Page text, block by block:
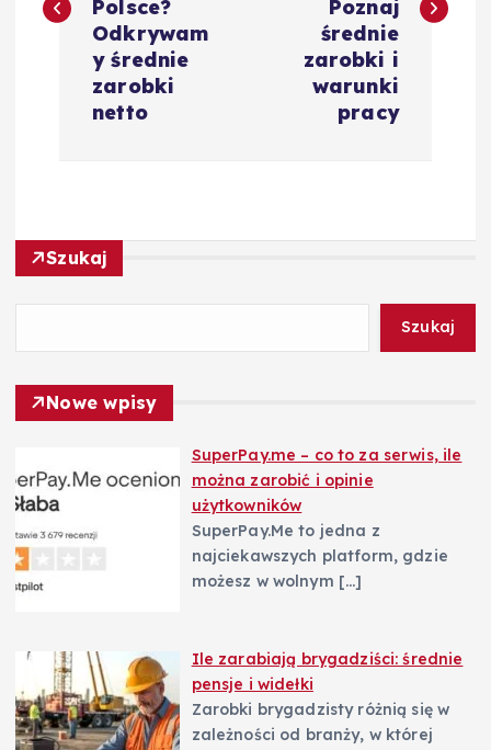
j
a
w
p
i
s
u
Polsce?
Odkrywam
y średnie
zarobki
netto
Poznaj
średnie
zarobki i
warunki
pracy
Szukaj
Szukaj
Nowe wpisy
SuperPay.me – co to za serwis, ile
można zarobić i opinie
użytkowników
SuperPay.Me to jedna z
najciekawszych platform, gdzie
możesz w wolnym […]
Ile zarabiają brygadziści: średnie
pensje i widełki
Zarobki brygadzisty różnią się w
zależności od branży, w której